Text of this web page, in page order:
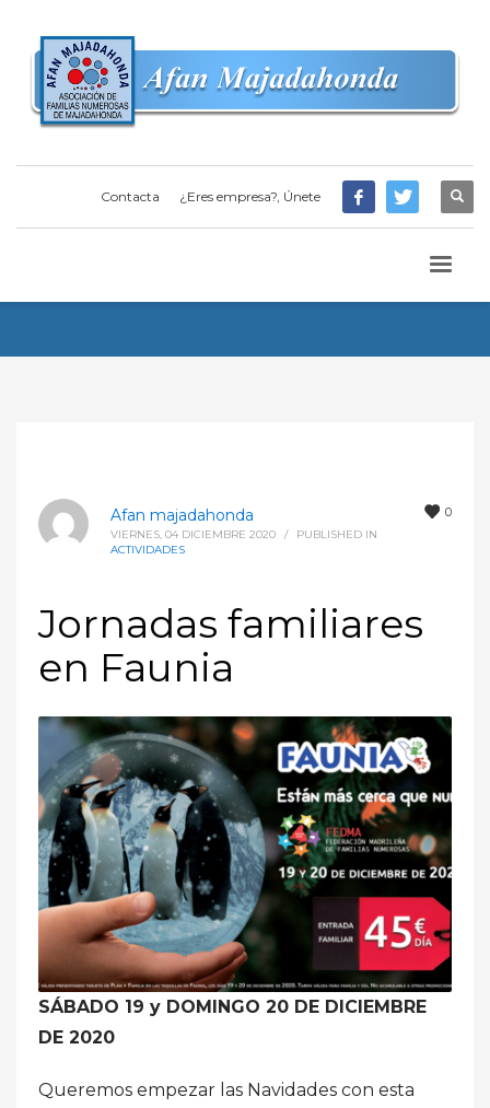
Contacta ¿Eres empresa?, Únete
0
Afan majadahonda
VIERNES, 04 DICIEMBRE 2020 /
PUBLISHED IN
ACTIVIDADES
Jornadas familiares
en Faunia
SÁBADO 19 y DOMINGO 20 DE DICIEMBRE
DE 2020
Queremos empezar las Navidades con esta